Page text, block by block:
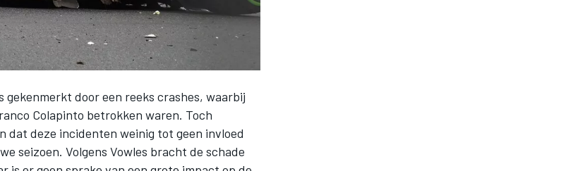
gekenmerkt door een reeks crashes, waarbij
Colapinto betrokken waren. Toch
dat deze incidenten weinig tot geen invloed
seizoen. Volgens Vowles bracht de schade